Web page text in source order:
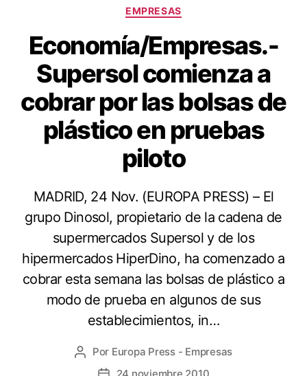
Categorías
EMPRESAS
Economía/Empresas.-
Supersol comienza a
cobrar por las bolsas de
plástico en pruebas
piloto
MADRID, 24 Nov. (EUROPA PRESS) – El
grupo Dinosol, propietario de la cadena de
supermercados Supersol y de los
hipermercados HiperDino, ha comenzado a
cobrar esta semana las bolsas de plástico a
modo de prueba en algunos de sus
establecimientos, in…
Autor
Por Europa Press - Empresas
24 noviembre 2010